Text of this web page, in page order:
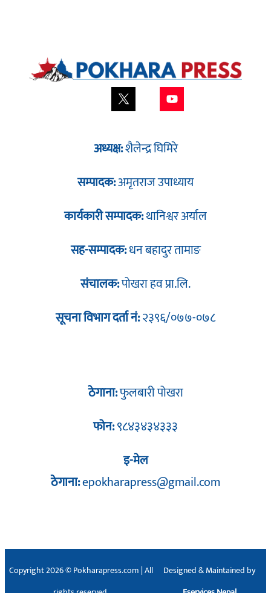
अध्यक्ष:शैलेन्द्र घिमिरे
सम्पादक:अमृतराज उपाध्याय
कार्यकारी सम्पादक:थानिश्वर अर्याल
सह-सम्पादक:धन बहादुर तामाङ
संचालक:पोखरा हव प्रा.लि.
सूचना विभाग दर्ता नं:२३९६/०७७-०७८
ठेगाना:फुलबारी पोखरा
फोन:९८४३४३४३३३
इ-मेल
ठेगाना:epokharapress@gmail.com
Copyright 2026 © Pokharapress.com | All
Designed & Maintained by